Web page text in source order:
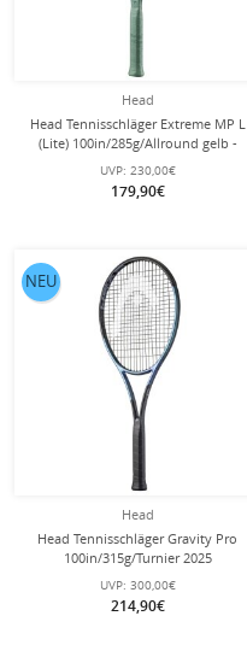
Head
Head Tennisschläger Extreme MP L
(Lite) 100in/285g/Allround gelb -
unbesaitet -
UVP: 230,00€
179,90€
Head
Head Tennisschläger Gravity Pro
100in/315g/Turnier 2025
schwarz/blau - unbesaitet -
UVP: 300,00€
214,90€
NEU